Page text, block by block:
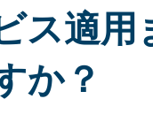
ス適
か？